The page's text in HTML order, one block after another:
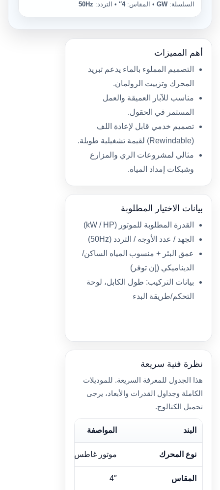
السلسلة:GW • المقاس:4″ • التردد: 50Hz
أهم المميزات
التصميم المملوء بالماء يدعم تبريد
المحرك وتزييت الرولمان.
مناسب للآبار العميقة والعمل
المستمر في الحقول.
تصميم خدمي قابل لإعادة اللف
(Rewindable) لقيمة تشغيلية طويلة.
مثالي لمشروعات الري والمزارع
وشبكات إمداد المياه.
بيانات الاختيار المطلوبة
القدرة المطلوبة للموتور (kW / HP)
الجهد / عدد الأوجه / التردد (50Hz)
عمق البئر + منسوب المياه الساكن/
الديناميكي (إن توفر)
بيانات التركيب: طول الكابل، لوحة
التحكم/طريقة البدء
نظرة فنية سريعة
هذا الجدول للمعرفة السريعة. للموديلات
الكاملة وجداول القدرات والأبعاد، يرجى
تحميل الكتالوج.
البند المواصفة
نوع المحرك موتور غاطس مملوء بالماء
المقاس 4″